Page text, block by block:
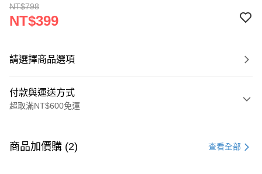
NT$798
NT$399
請選擇商品選項
付款與運送方式
超取滿NT$600免運
信用卡一次付款
商品加價購 (2) 查看全部